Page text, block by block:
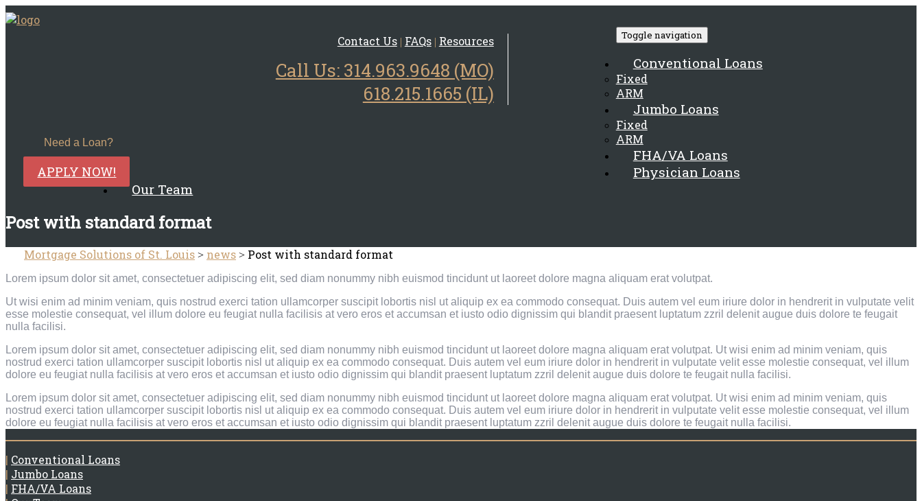
Contact Us| FAQs| Resources
Call Us: 314.963.9648 (MO)
618.215.1665 (IL)
Need a Loan?
APPLY NOW!
Toggle navigation
Conventional Loans
Fixed
ARM
Jumbo Loans
Fixed
ARM
FHA/VA Loans
Physician Loans
Our Team
Post with standard format
Mortgage Solutions of St. Louis > news > Post with standard format
Lorem ipsum dolor sit amet, consectetuer adipiscing elit, sed diam nonummy nibh euismod tincidunt ut laoreet dolore magna aliquam erat volutpat.
Ut wisi enim ad minim veniam, quis nostrud exerci tation ullamcorper suscipit lobortis nisl ut aliquip ex ea commodo consequat. Duis autem vel eum iriure dolor in hendrerit in vulputate velit
esse molestie consequat, vel illum dolore eu feugiat nulla facilisis at vero eros et accumsan et iusto odio dignissim qui blandit praesent luptatum zzril delenit augue duis dolore te feugait
nulla facilisi.
Lorem ipsum dolor sit amet, consectetuer adipiscing elit, sed diam nonummy nibh euismod tincidunt ut laoreet dolore magna aliquam erat volutpat. Ut wisi enim ad minim veniam, quis
nostrud exerci tation ullamcorper suscipit lobortis nisl ut aliquip ex ea commodo consequat. Duis autem vel eum iriure dolor in hendrerit in vulputate velit esse molestie consequat, vel illum
dolore eu feugiat nulla facilisis at vero eros et accumsan et iusto odio dignissim qui blandit praesent luptatum zzril delenit augue duis dolore te feugait nulla facilisi.
Lorem ipsum dolor sit amet, consectetuer adipiscing elit, sed diam nonummy nibh euismod tincidunt ut laoreet dolore magna aliquam erat volutpat. Ut wisi enim ad minim veniam, quis
nostrud exerci tation ullamcorper suscipit lobortis nisl ut aliquip ex ea commodo consequat. Duis autem vel eum iriure dolor in hendrerit in vulputate velit esse molestie consequat, vel illum
dolore eu feugiat nulla facilisis at vero eros et accumsan et iusto odio dignissim qui blandit praesent luptatum zzril delenit augue duis dolore te feugait nulla facilisi.
| Conventional Loans
| Jumbo Loans
| FHA/VA Loans